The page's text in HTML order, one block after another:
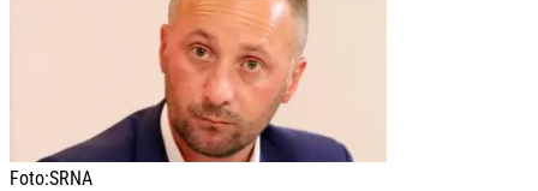
Foto:SRNA